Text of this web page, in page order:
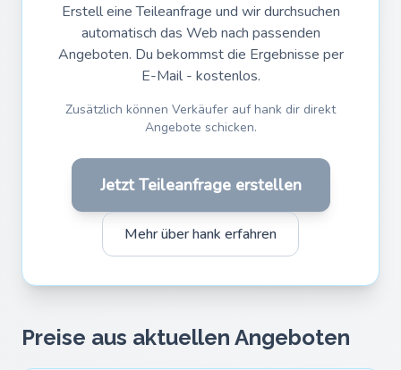
Erstell eine Teileanfrage und wir durchsuchen
automatisch das Web nach passenden
Angeboten. Du bekommst die Ergebnisse per
E-Mail - kostenlos.
Zusätzlich können Verkäufer auf hank dir direkt
Angebote schicken.
Jetzt Teileanfrage erstellen
Mehr über hank erfahren
Preise aus aktuellen Angeboten